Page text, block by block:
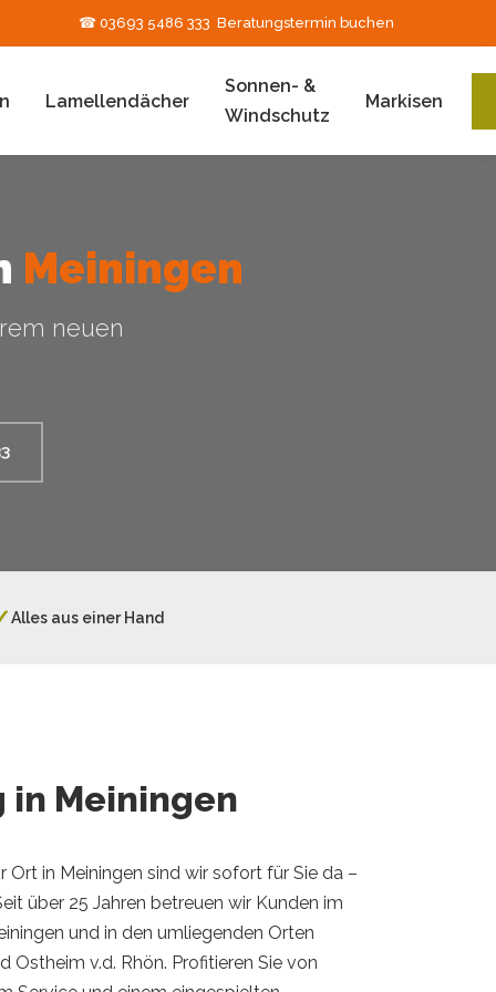
☎ 03693 5486 333 Beratungstermin buchen
Lamellendächer
Sonnen- &
Windschutz
Markisen
Meiningen
neuen
Alles aus einer Hand
in Meiningen
Ort in Meiningen sind wir sofort für Sie da –
über 25 Jahren betreuen wir Kunden im
und in den umliegenden Orten
Ostheim v.d. Rhön. Profitieren Sie von